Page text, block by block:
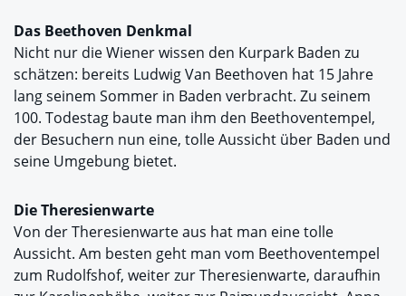
Das Beethoven Denkmal
Nicht nur die Wiener wissen den Kurpark Baden zu
schätzen: bereits Ludwig Van Beethoven hat 15 Jahre
lang seinem Sommer in Baden verbracht. Zu seinem
100. Todestag baute man ihm den Beethoventempel,
der Besuchern nun eine, tolle Aussicht über Baden und
seine Umgebung bietet.
Die Theresienwarte
Von der Theresienwarte aus hat man eine tolle
Aussicht. Am besten geht man vom Beethoventempel
zum Rudolfshof, weiter zur Theresienwarte, daraufhin